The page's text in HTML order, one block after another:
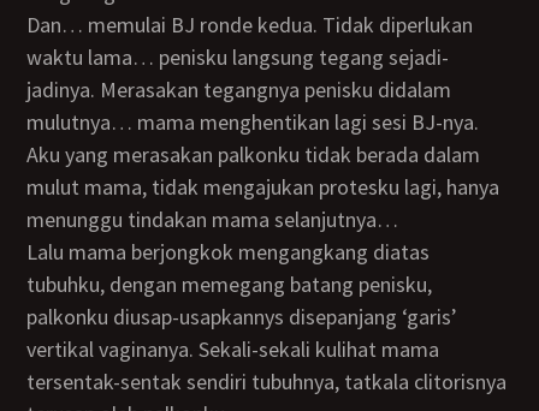
dan… memulai BJ ronde kedua. Tidak diperlukan
waktu lama… penisku langsung tegang sejadi-
jadinya. Merasakan tegangnya penisku didalam
mulutnya… mama menghentikan lagi sesi BJ-nya.
Aku yang merasakan palkonku tidak berada dalam
mulut mama, tidak mengajukan protesku lagi, hanya
menunggu tindakan mama selanjutnya…
Lalu mama berjongkok mengangkang diatas
tubuhku, dengan memegang batang penisku,
palkonku diusap-usapkannys disepanjang ‘garis’
vertikal vaginanya. Sekali-sekali kulihat mama
tersentak-sentak sendiri tubuhnya, tatkala clitorisnya